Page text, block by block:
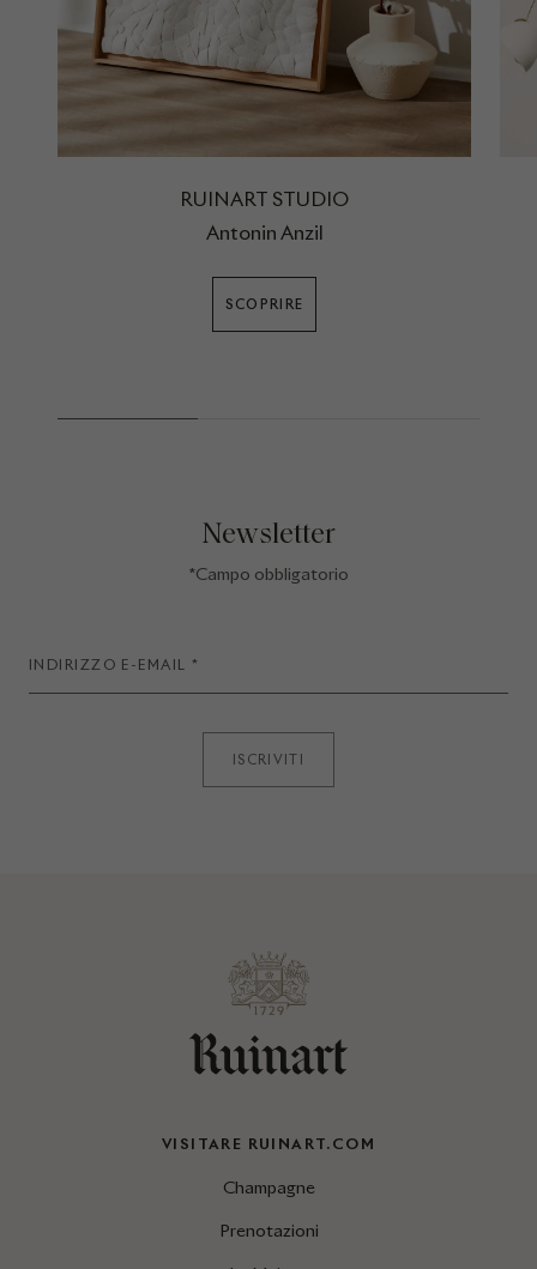
RUINART STUDIO
Antonin Anzil
SCOPRIRE
Newsletter
*Campo obbligatorio
ISCRIVITI
VISITARE RUINART.COM
Champagne
Prenotazioni